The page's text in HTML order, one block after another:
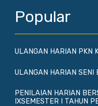
Popular
ULANGAN HARIAN PKN
ULANGAN HARIAN SENI
PENILAIAN HARIAN
IXSEMESTER I TAHUN